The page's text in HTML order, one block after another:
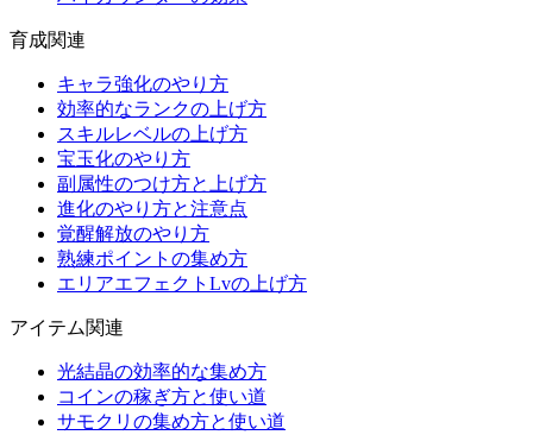
育成関連
キャラ強化のやり方
効率的なランクの上げ方
スキルレベルの上げ方
宝玉化のやり方
副属性のつけ方と上げ方
進化のやり方と注意点
覚醒解放のやり方
熟練ポイントの集め方
エリアエフェクトLvの上げ方
アイテム関連
光結晶の効率的な集め方
コインの稼ぎ方と使い道
サモクリの集め方と使い道